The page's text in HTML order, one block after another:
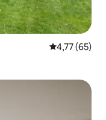
Note
4,77 (65)
aimés